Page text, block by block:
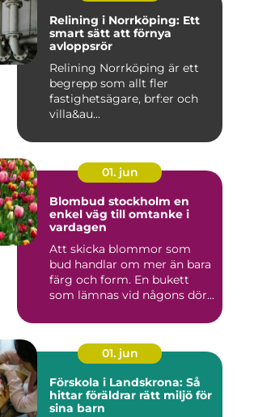
Relining i Norrköping: Ett
smart sätt att förnya
avloppsrör
Relining Norrköping är ett
begrepp som allt fler
fastighetsägare, brf:er och
villa&au...
01. jun
Blombud stockholm en
enkel väg till omtanke i
vardagen
Att skicka blommor som
bud handlar om mer än bara
färg och form. En bukett
som lämnas vid någons dör...
01. jun
Förskola i Landskrona: Så
hittar föräldrar rätt miljö för
sina barn